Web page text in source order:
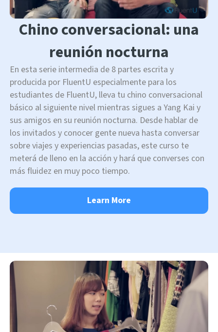
Chino conversacional: una
reunión nocturna
En esta serie intermedia de 8 partes escrita y
producida por FluentU especialmente para los
estudiantes de FluentU, lleva tu chino conversacional
básico al siguiente nivel mientras sigues a Yang Kai y
sus amigos en su reunión nocturna. Desde hablar de
los invitados y conocer gente nueva hasta conversar
sobre viajes y experiencias pasadas, este curso te
meterá de lleno en la acción y hará que converses con
más fluidez en muy poco tiempo.
Learn More